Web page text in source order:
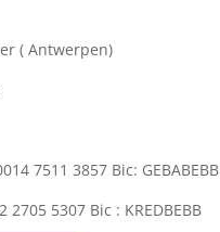
( Antwerpen)
7511 3857 Bic: GEBABEBB
2705 5307 Bic : KREDBEBB